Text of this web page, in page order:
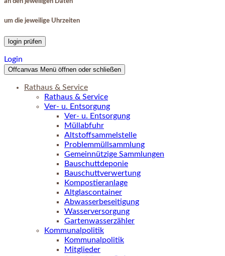
um die jeweilige Uhrzeiten
login prüfen
Login
Offcanvas Menü öffnen oder schließen
Rathaus & Service
Rathaus & Service
Ver- u. Entsorgung
Ver- u. Entsorgung
Müllabfuhr
Altstoffsammelstelle
Problemmüllsammlung
Gemeinnützige Sammlungen
Bauschuttdeponie
Bauschuttverwertung
Kompostieranlage
Altglascontainer
Abwasserbeseitigung
Wasserversorgung
Gartenwasserzähler
Kommunalpolitik
Kommunalpolitik
Mitglieder